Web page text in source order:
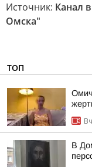
Источник: Канал
Омска"
ТОП
В